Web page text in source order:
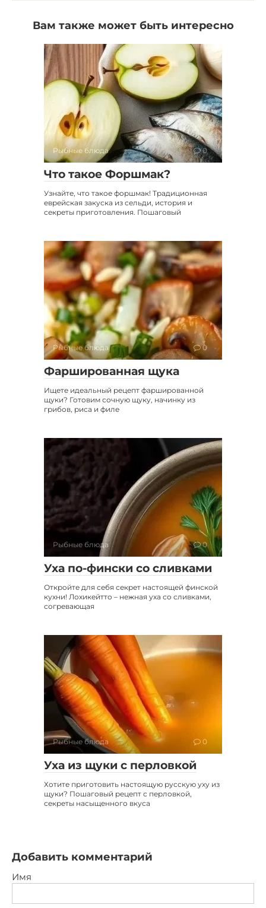
Вам также может быть интересно
Рыбные блюда 0
Что такое Форшмак?
Узнайте, что такое форшмак! Традиционная
еврейская закуска из сельди, история и
секреты приготовления. Пошаговый
Рыбные блюда 0
Фаршированная щука
Ищете идеальный рецепт фаршированной
щуки? Готовим сочную щуку, начинку из
грибов, риса и филе
Рыбные блюда 0
Уха по-фински со сливками
Откройте для себя секрет настоящей финской
кухни! Лохикейтто – нежная уха со сливками,
согревающая
Рыбные блюда 0
Уха из щуки с перловкой
Хотите приготовить настоящую русскую уху из
щуки? Пошаговый рецепт с перловкой,
секреты насыщенного вкуса
Добавить комментарий
Имя